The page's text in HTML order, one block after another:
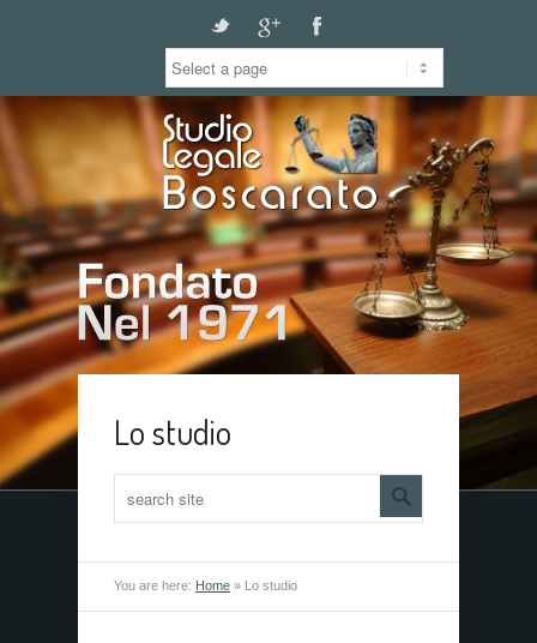
Twitter Gplus
Lo studio
You are here: Home » Lo studio